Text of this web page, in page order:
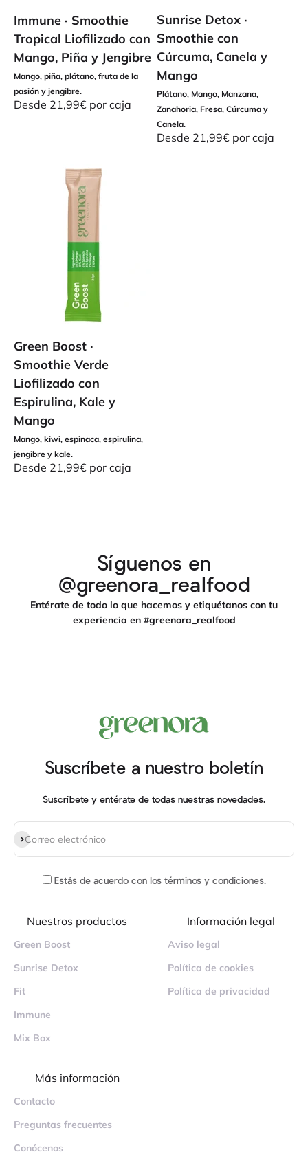
Immune · Smoothie
Tropical Liofilizado con
Mango, Piña y Jengibre
Mango, piña, plátano, fruta de la
pasión y jengibre.
Precio de oferta
Desde 21,99€ por caja
Sunrise Detox ·
Smoothie con
Cúrcuma, Canela y
Mango
Plátano, Mango, Manzana,
Zanahoria, Fresa, Cúrcuma y
Canela.
Precio de oferta
Desde 21,99€ por caja
Green Boost ·
Smoothie Verde
Liofilizado con
Espirulina, Kale y
Mango
Mango, kiwi, espinaca, espirulina,
jengibre y kale.
Precio de oferta
Desde 21,99€ por caja
Síguenos en
@greenora_realfood
Entérate de todo lo que hacemos y etiquétanos con tu
experiencia en #greenora_realfood
Suscríbete a nuestro boletín
Suscríbete y entérate de todas nuestras novedades.
Correo electrónico
Suscribirse
Estás de acuerdo con los términos y condiciones.
Nuestros productos
Green Boost
Sunrise Detox
Fit
Immune
Mix Box
Información legal
Aviso legal
Política de cookies
Política de privacidad
Más información
Contacto
Preguntas frecuentes
Conócenos